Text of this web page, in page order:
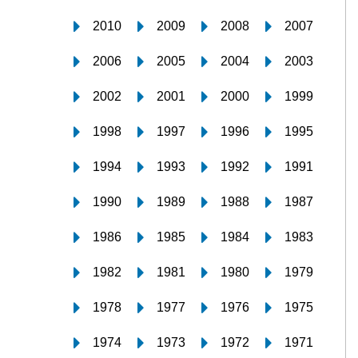
2010 2009 2008 2007
2006 2005 2004 2003
2002 2001 2000 1999
1998 1997 1996 1995
1994 1993 1992 1991
1990 1989 1988 1987
1986 1985 1984 1983
1982 1981 1980 1979
1978 1977 1976 1975
1974 1973 1972 1971